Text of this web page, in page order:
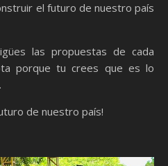
el futuro de nuestro país
las propuestas de cada
porque tu crees que es lo
de nuestro país!